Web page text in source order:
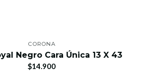
CORONA
Negro Cara Única 13 X 43
$14.900